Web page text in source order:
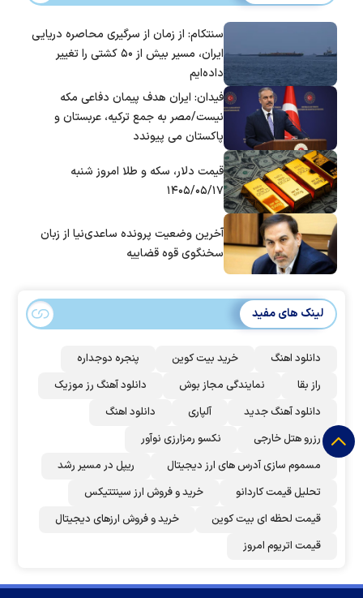
سنتکام: از زمان از سرگیری محاصره دریایی
ایران، مسیر بیش از ۵۰ کشتی را تغییر
داده‌ایم
فیدان: ایران هدف پیمان دفاعی مکه
نیست/مصر به جمع ترکیه، عربستان و
پاکستان می پیوندد
قیمت دلار، سکه و طلا امروز شنبه
۱۴۰۵/۰۵/۱۷
آخرین وضعیت پرونده ساعدی‌نیا از زبان
سخنگوی قوه قضاییه
لینک های مفید
دانلود اهنگ خرید بیت کوین
پنجره دوجداره
راز بقا
نمایندگی مجاز بوش
دانلود آهنگ رز‌ موزیک
دانلود آهنگ جدید
آلپاری
دانلود اهنگ
رزرو هتل خارجی
نکسو رمزارزی نوآور
مسموم سازی آدرس های ارز دیجیتال
ریپل در مسیر رشد
تحلیل قیمت کاردانو
خرید و فروش ارز سینتتیکس
قیمت لحظه ای بیت کوین
خرید و فروش ارزهای دیجیتال
قیمت اتریوم امروز